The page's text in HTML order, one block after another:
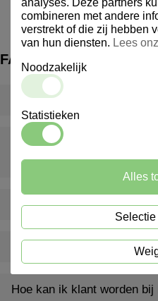
FAQ
Wat is een inventarispakket?
Wat gebeurt er als er iets
levering?
Levert Marindex ook
Bieden jullie ook advies op
Hoe kan ik klant worden bij
analyses. Deze partners
combineren met andere
verstrekt of die zij hebben
van hun diensten. Lees
Noodzakelijk
Statistieken
Selectie
Alles